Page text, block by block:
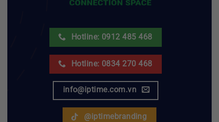
Hotline: 0912 485 468
Hotline: 0834 270 468
info@iptime.com.vn
@iptimebranding